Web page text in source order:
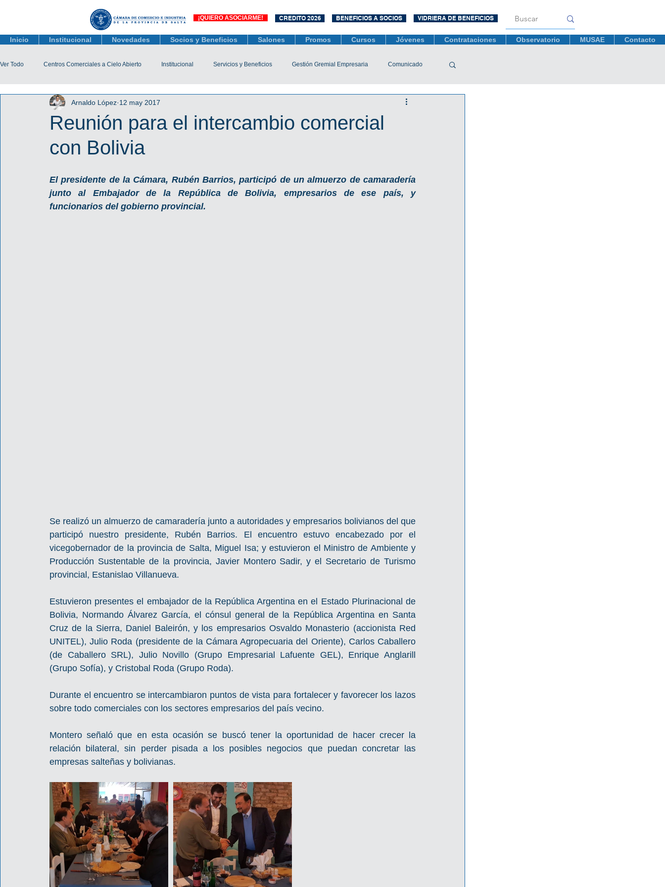
¡QUIERO ASOCIARME! CREDITO 2026 BENEFICIOS A SOCIOS VIDRIERA DE BENEFICIOS
Inicio Institucional Novedades Socios y Beneficios Salones Promos Cursos Jóvenes Contrataciones Observatorio MUSAE Contacto
Ver Todo Centros Comerciales a Cielo Abierto Institucional Servicios y Beneficios Gestión Gremial Empresaria Comunicado
Actualidad Comercial Capacitación y Eventos
Tienda Salta Salta Black Friday Jóvenes
Líneas de Crédito
Reunión para el intercambio comercial
con Bolivia
Arnaldo López 12 may 2017
El presidente de la Cámara, Rubén Barrios, participó de un almuerzo de camaradería
junto al Embajador de la República de Bolivia, empresarios de ese país, y
funcionarios del gobierno provincial.
Se realizó un almuerzo de camaradería junto a autoridades y empresarios bolivianos del que
participó nuestro presidente, Rubén Barrios. El encuentro estuvo encabezado por el
vicegobernador de la provincia de Salta, Miguel Isa; y estuvieron el Ministro de Ambiente y
Producción Sustentable de la provincia, Javier Montero Sadir, y el Secretario de Turismo
provincial, Estanislao Villanueva.
Estuvieron presentes el embajador de la República Argentina en el Estado Plurinacional de
Bolivia, Normando Álvarez García, el cónsul general de la República Argentina en Santa
Cruz de la Sierra, Daniel Baleirón, y los empresarios Osvaldo Monasterio (accionista Red
UNITEL), Julio Roda (presidente de la Cámara Agropecuaria del Oriente), Carlos Caballero
(de Caballero SRL), Julio Novillo (Grupo Empresarial Lafuente GEL), Enrique Anglarill
(Grupo Sofía), y Cristobal Roda (Grupo Roda).
Durante el encuentro se intercambiaron puntos de vista para fortalecer y favorecer los lazos
sobre todo comerciales con los sectores empresarios del país vecino.
Montero señaló que en esta ocasión se buscó tener la oportunidad de hacer crecer la
relación bilateral, sin perder pisada a los posibles negocios que puedan concretar las
empresas salteñas y bolivianas.